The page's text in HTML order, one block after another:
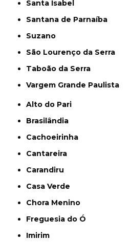
Santa Isabel
Santana de Parnaíba
Suzano
São Lourenço da Serra
Taboão da Serra
Vargem Grande Paulista
Alto do Pari
Brasilândia
Cachoeirinha
Cantareira
Carandiru
Casa Verde
Chora Menino
Freguesia do Ó
Imirim